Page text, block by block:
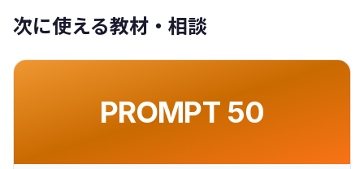
次に使える教材・相談
PROMPT 50